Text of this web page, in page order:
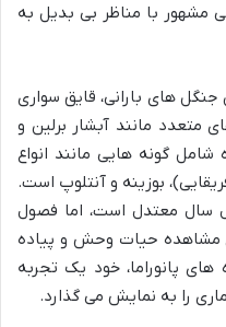
مشهور با مناظر بی بدیل به
جنگل های بارانی، قایق سواری
متعدد مانند آبشار برلین و
گونه هایی مانند انواع
بوزینه و آنتلوپ است.
سال معتدل است، اما فصول
مشاهده حیات وحش و پیاده
های پانوراما، خود یک تجربه
را به نمایش می گذارد.